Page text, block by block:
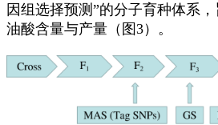
因组选择预测”的分子育种体系
油酸含量与产量（图3）。